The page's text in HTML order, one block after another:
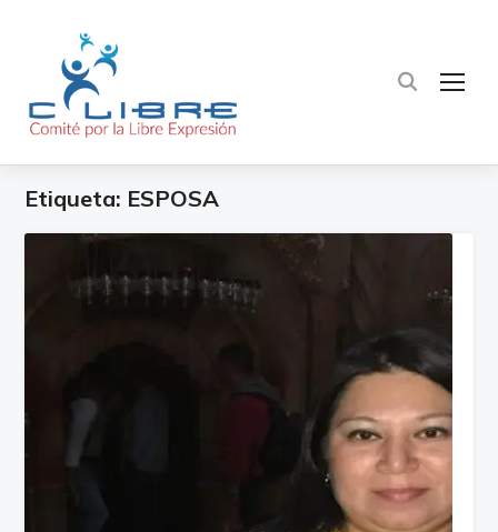
Etiqueta: ESPOSA